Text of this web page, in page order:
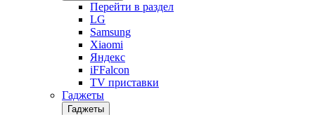
Перейти в раздел
LG
Samsung
Xiaomi
Яндекс
iFFalcon
TV приставки
Гаджеты
Гаджеты